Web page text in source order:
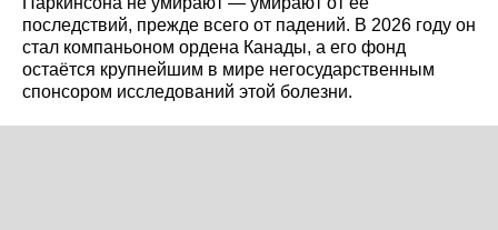
последствий, прежде всего от падений. В 2026 году он
стал компаньоном ордена Канады, а его фонд
остаётся крупнейшим в мире негосударственным
спонсором исследований этой болезни.